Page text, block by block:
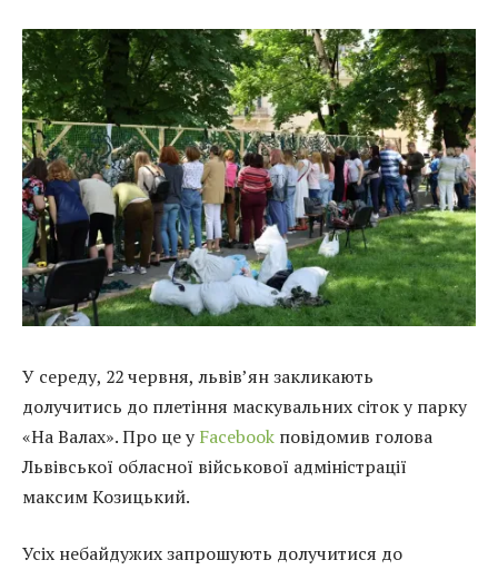
У середу, 22 червня, львів’ян закликають
долучитись до плетіння маскувальних сіток у парку
«На Валах». Про це у Facebook повідомив голова
Львівської обласної військової адміністрації
максим Козицький.
Усіх небайдужих запрошують долучитися до